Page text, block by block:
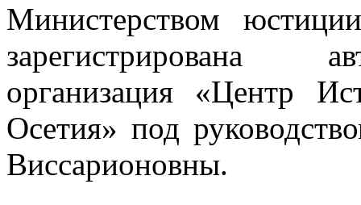
Министерством
зарегистрирована
организация «Центр
Осетия» под
Виссарионовны.